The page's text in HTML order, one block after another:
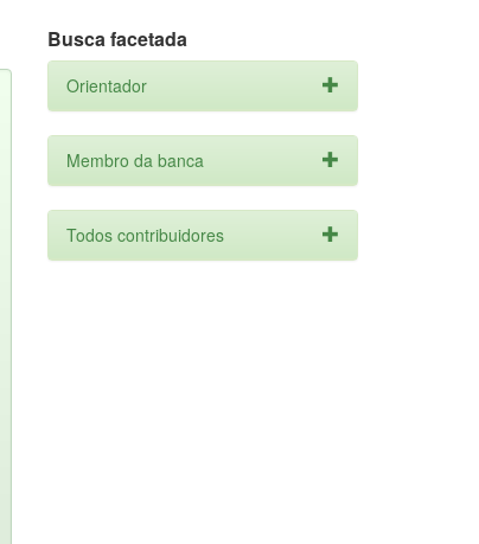
Busca facetada
Orientador
Membro da banca
Todos contribuidores